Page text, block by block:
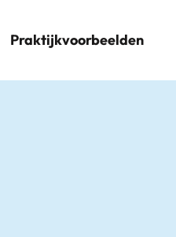
Praktijkvoorbeelden